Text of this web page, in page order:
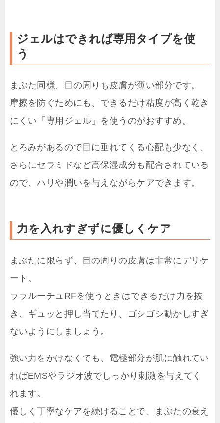
ジェルはできれば専用タイプを使
う
まぶた同様、目の周りも皮膚が薄い部分です。
摩擦を防ぐためにも、できるだけ粘度が高く乾き
にくい「専用ジェル」を使うのがおすすめ。
とろみがあるので目に垂れてくる心配も少なく、
さらにセラミドなど高保湿成分も配合されている
ので、ハリや潤いを与えながらケアできます。
力を入れすぎずに優しくケア
まぶたに限らず、目の周りの皮膚は非常にデリケ
ート。
ララルーチュRFを使うときはできるだけ力を抜
き、ギュッと押し当てたり、ゴシゴシ動かしすぎ
ないようにしましょう。
強い力をかけなくても、電極部分が肌に触れてい
ればEMSやラジオ波でしっかり刺激を与えてく
れます。
優しく丁寧なケアを続けることで、まぶたの衰え